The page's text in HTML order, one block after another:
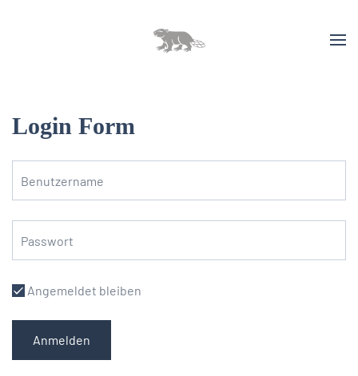
Login Form
Angemeldet bleiben
Anmelden